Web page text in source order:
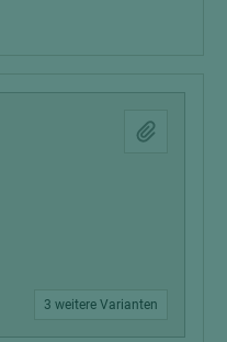
3 weitere Varianten